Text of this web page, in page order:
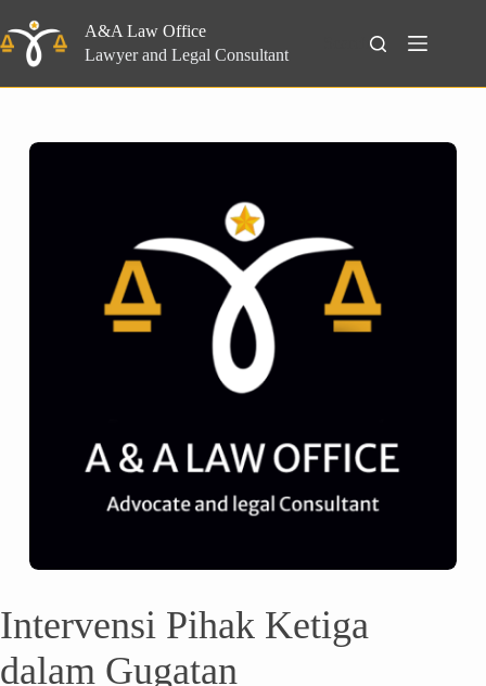
to
content
A&A Law Office
Lawyer and Legal Consultant
Search
Intervensi Pihak Ketiga
dalam Gugatan